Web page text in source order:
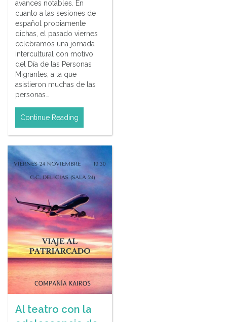
avances notables. En
cuanto a las sesiones de
español propiamente
dichas, el pasado viernes
celebramos una jornada
intercultural con motivo
del Día de las Personas
Migrantes, a la que
asistieron muchas de las
personas…
Continue Reading
Al teatro con la